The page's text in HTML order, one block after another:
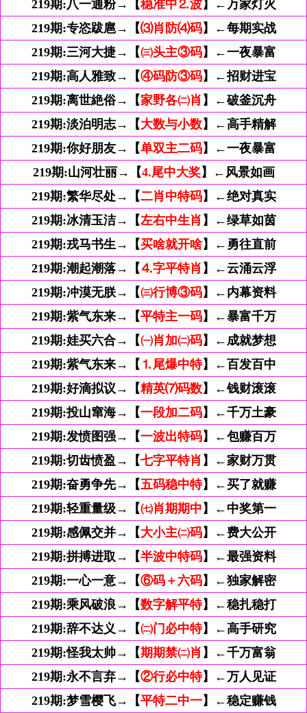
219期:八一通粉→【稳准中⒉波】←万家灯火
219期:专恣跋扈→【⑶肖防⑷码】←每期实战
219期:三河大捷→【㈢头主③码】←一夜暴富
219期:高人雅致→【④码防③码】←招财进宝
219期:离世絶俗→【家野各㈡肖 】←破釜沉舟
219期:淡泊明志→【大数与小数】←高手精解
219期:你好朋友→【单双主二码】←一夜暴富
219期:山河壮丽→【4.尾中大奖】←风景如画
219期:繁华尽处→【二肖中特码】←绝对真实
219期:冰清玉洁→【左右中生肖 】←绿草如茵
219期:戎马书生→【买啥就开啥】←勇往直前
219期:潮起潮落→【 ⒋字平特肖 】←云涌云浮
219期:冲漠无朕→【㈢行博③码】←内幕资料
219期:紫气东来→【平特主一码】←暴富千万
219期:娃买六合→【㈠肖加㈡码】←成就梦想
219期:紫气东来→【 ⒈尾爆中特】←百发百中
219期:好滴拟议→【精英⑺码数】←钱财滚滚
219期:投山窜海→【一段加二码】←千万土豪
219期:发愤图强→【一波出特码】←包赚百万
219期:切齿愤盈→【七字平特肖 】←家财万贯
219期:奋勇争先→【五码稳中特】←买了就赚
219期:轻重量级→【㈦肖期期中 】←中奖第一
219期:感佩交并→【大小主㈡码】←费大公开
219期:拼搏进取→【半波中特码】←最强资料
219期:一心一意→【⑥码＋六码】←独家解密
219期:乘风破浪→【数字解平特】←稳扎稳打
219期:辞不达义→【㈡门必中特】←高手研究
219期:怪我太帅→【期期禁㈡肖 】←千万富翁
219期:永不言弃→【②行必中特】←万人见证
219期:梦雪樱飞→【平特二中一】←稳定赚钱